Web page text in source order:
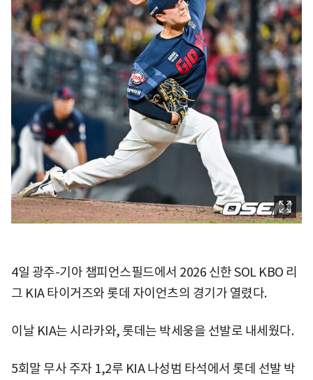
4일 광주-기아 챔피언스필드에서 2026 신한 SOL KBO 리
그 KIA 타이거즈와 롯데 자이언츠의 경기가 열렸다.
이날 KIA는 시라카와, 롯데는 박세웅을 선발로 내세웠다.
5회말 무사 주자 1,2루 KIA 나성범 타석에서 롯데 선발 박